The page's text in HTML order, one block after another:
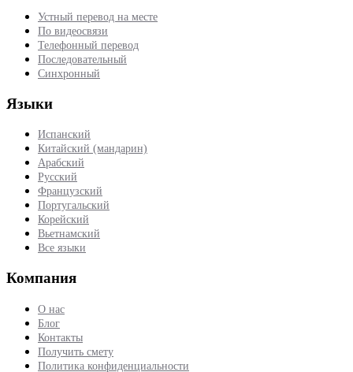
Устный перевод на месте
По видеосвязи
Телефонный перевод
Последовательный
Синхронный
Языки
Испанский
Китайский (мандарин)
Арабский
Русский
Французский
Португальский
Корейский
Вьетнамский
Все языки
Компания
О нас
Блог
Контакты
Получить смету
Политика конфиденциальности